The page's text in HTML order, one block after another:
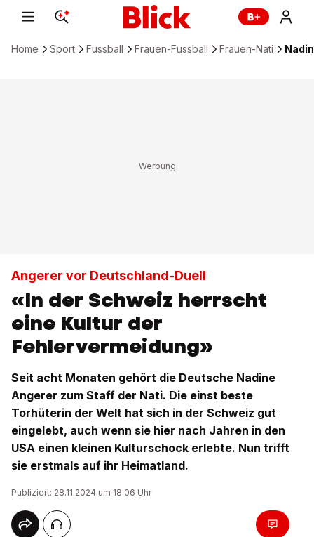
Home Sport Fussball Frauen-Fussball Frauen-Nati
Angerer vor Deutschland-Duell
«In der Schweiz herrscht
eine Kultur der
Fehlervermeidung»
Seit acht Monaten gehört die Deutsche Nadine
Angerer zum Staff der Nati. Die einst beste
Torhüterin der Welt hat sich in der Schweiz gut
eingelebt, auch wenn sie hier nach Jahren in den
USA einen kleinen Kulturschock erlebte. Nun trifft
sie erstmals auf ihr Heimatland.
Publiziert: 28.11.2024 um 18:06 Uhr